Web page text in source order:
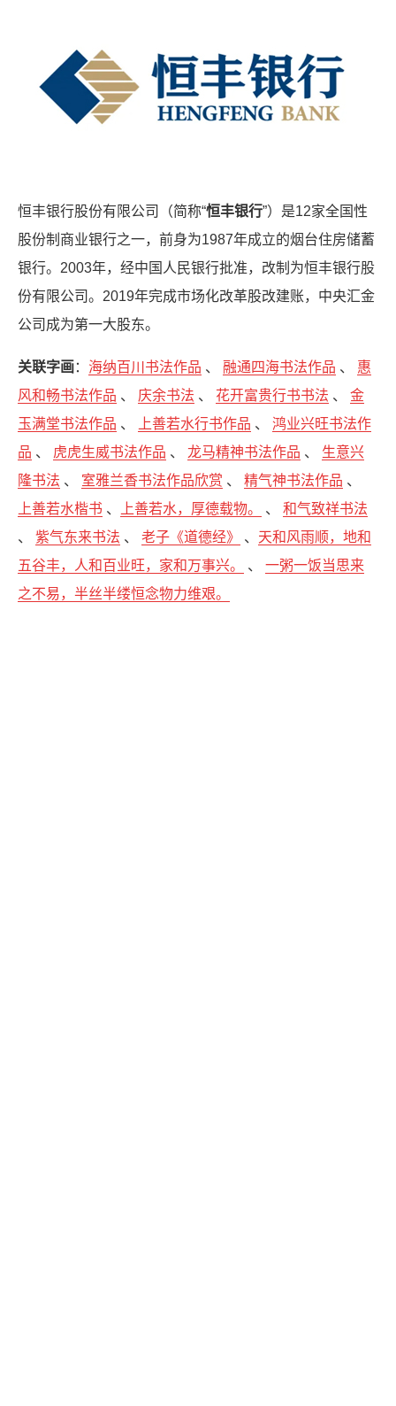
恒丰银行股份有限公司（简称“恒丰银行”）是12家全国性
股份制商业银行之一，前身为1987年成立的烟台住房储蓄
银行。2003年，经中国人民银行批准，改制为恒丰银行股
份有限公司。2019年完成市场化改革股改建账，中央汇金
公司成为第一大股东。
关联字画： 海纳百川书法作品 、 融通四海书法作品 、 惠
风和畅书法作品 、 庆余书法 、 花开富贵行书书法 、金
玉满堂书法作品 、 上善若水行书作品 、鸿业兴旺书法作
品 、 虎虎生威书法作品 、龙马精神书法作品 、 生意兴
隆书法 、 室雅兰香书法作品欣赏 、精气神书法作品 、
上善若水楷书 、 上善若水，厚德载物。 、和气致祥书法
、紫气东来书法 、老子《道德经》 、 天和风雨顺，地和
五谷丰，人和百业旺，家和万事兴。
、一粥一饭当思来
之不易，半丝半缕恒念物力维艰。